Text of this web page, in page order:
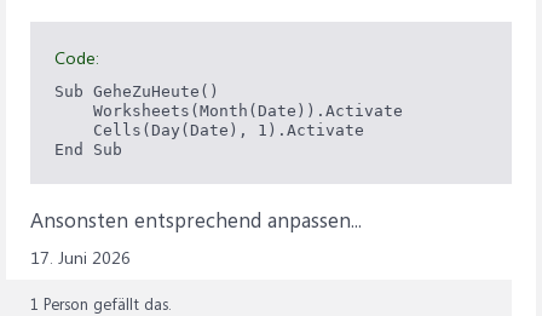
Code:
Sub GeheZuHeute()
    Worksheets(Month(Date)).Activate
    Cells(Day(Date), 1).Activate
End Sub
Ansonsten entsprechend anpassen...
17. Juni 2026
1 Person gefällt das.